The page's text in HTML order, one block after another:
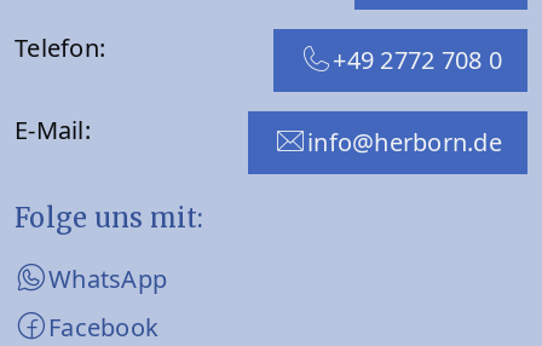
Telefon: +49 2772 708 0
E-Mail: info@herborn.de
Folge uns mit:
WhatsApp
Facebook